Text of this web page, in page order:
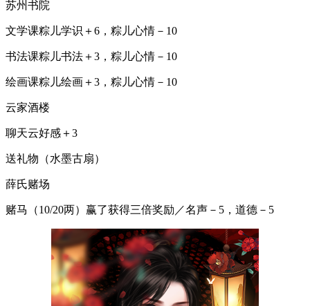
苏州书院
文学课粽儿学识＋6，粽儿心情－10
书法课粽儿书法＋3，粽儿心情－10
绘画课粽儿绘画＋3，粽儿心情－10
云家酒楼
聊天云好感＋3
送礼物（水墨古扇）
薛氏赌场
赌马（10/20两）赢了获得三倍奖励／名声－5，道德－5